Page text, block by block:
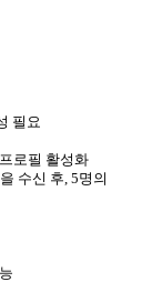
필요
로필 활성화
수신 후, 5명의